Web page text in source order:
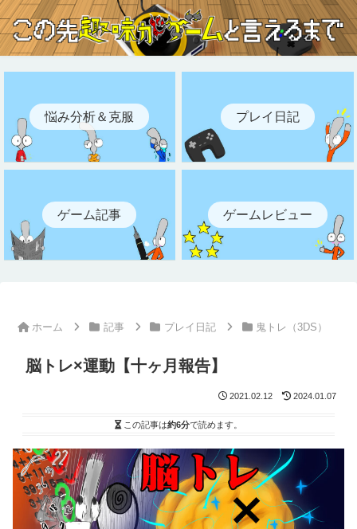
悩み分析＆克服 プレイ日記
ゲーム記事 ゲームレビュー
ホーム 記事 プレイ日記 鬼トレ（3DS）
脳トレ×運動【十ヶ月報告】
2021.02.12 2024.01.07
この記事は約6分で読めます。